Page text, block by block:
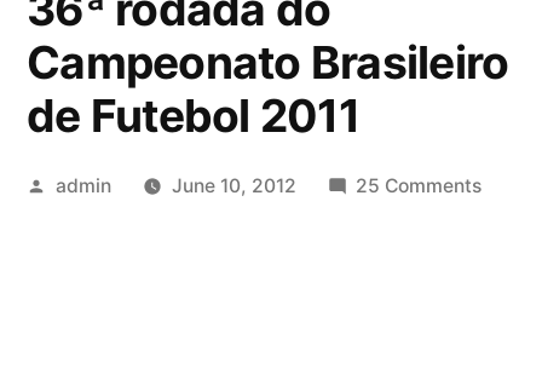
Campeonato Brasileiro
de Futebol 2011
Posted
admin June 10, 2012 25 Commentson